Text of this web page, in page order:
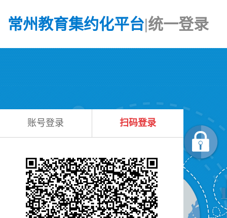
常州教育集约化平台|统一登录
账号登录 扫码登录